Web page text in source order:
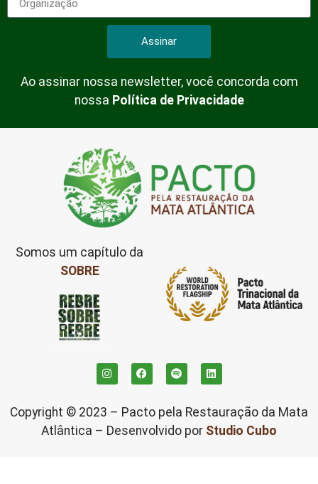
Assinar
Ao assinar nossa newsletter, você concorda com
nossa Política de Privacidade
Somos um capítulo da
SOBRE
Copyright © 2023 – Pacto pela Restauração da Mata
Atlântica – Desenvolvido por Studio Cubo